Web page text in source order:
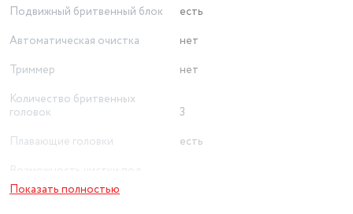
Подвижный бритвенный блок
есть
Автоматическая очистка
нет
Триммер
нет
Количество бритвенных
головок
3
Плавающие головки
есть
струей воды
Показать полностью